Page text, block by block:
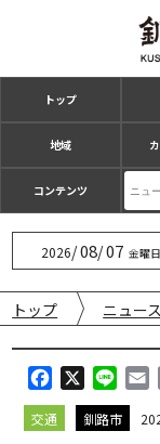
トップ
地域
コンテンツ
2026/08/07 金曜日
トップ ニュース
a
c
i
n
a
交通 釧路市